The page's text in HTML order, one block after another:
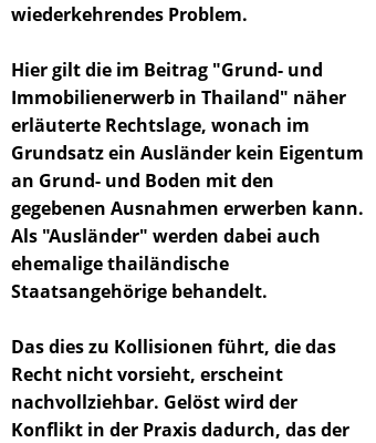
wiederkehrendes Problem.
Hier gilt die im Beitrag "Grund- und
Immobilienerwerb in Thailand" näher
erläuterte Rechtslage, wonach im
Grundsatz ein Ausländer kein Eigentum
an Grund- und Boden mit den
gegebenen Ausnahmen erwerben kann.
Als "Ausländer" werden dabei auch
ehemalige thailändische
Staatsangehörige behandelt.
Das dies zu Kollisionen führt, die das
Recht nicht vorsieht, erscheint
nachvollziehbar. Gelöst wird der
Konflikt in der Praxis dadurch, das der